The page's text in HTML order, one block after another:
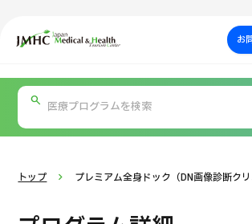
ジャパン・メディカル＆ヘルスツーリズムセンタお
日本の医療について
部位・疾病
で探す
検査・術式・
方法で探す
PICK UP PROGRAM
トップ プレミアム全身ドック（DN画像診断クリ